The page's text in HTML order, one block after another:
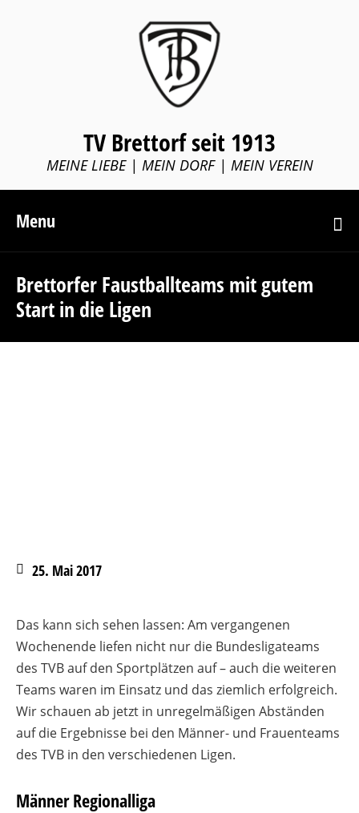
TV Brettorf seit 1913
MEINE LIEBE | MEIN DORF | MEIN VEREIN
Menu
Brettorfer Faustballteams mit gutem
Start in die Ligen
25. Mai 2017
Das kann sich sehen lassen: Am vergangenen
Wochenende liefen nicht nur die Bundesligateams
des TVB auf den Sportplätzen auf – auch die weiteren
Teams waren im Einsatz und das ziemlich erfolgreich.
Wir schauen ab jetzt in unregelmäßigen Abständen
auf die Ergebnisse bei den Männer- und Frauenteams
des TVB in den verschiedenen Ligen.
Männer Regionalliga